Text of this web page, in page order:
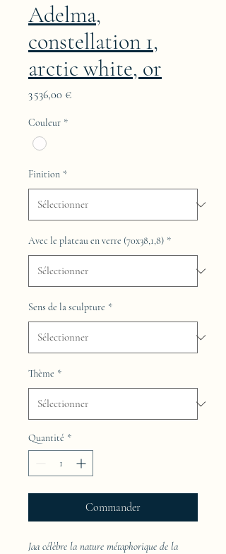
Adelma,
constellation 1,
arctic white, or
3 536,00 €Prix
Couleur *
Finition *
Avec le plateau en verre (70x38,1,8) *
Sens de la sculpture *
Thème *
Quantité *
Commander
Jaa célèbre la nature métaphorique de la